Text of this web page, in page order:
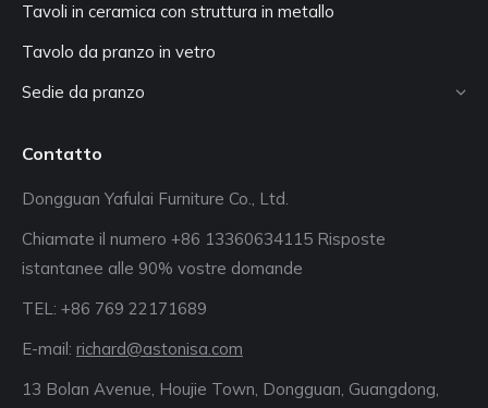
Tavoli in ceramica con struttura in metallo
Tavolo da pranzo in vetro
Sedie da pranzo
Contatto
Dongguan Yafulai Furniture Co., Ltd.
Chiamate il numero +86 13360634115 Risposte
istantanee alle 90% vostre domande
TEL: +86 769 22171689
E-mail: richard@astonisa.com
13 Bolan Avenue, Houjie Town, Dongguan, Guangdong,